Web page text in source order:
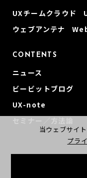
UXチームクラウド
ウェブアンテナ
CONTENTS
ニュース
ビービットブログ
UX-note
セミナー／方法論
プライバシー
当ウェブサイ
プラ